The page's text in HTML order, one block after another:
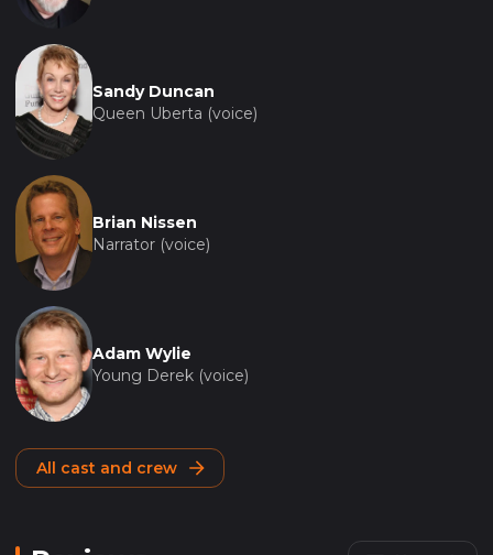
Sandy Duncan
Queen Uberta (voice)
Brian Nissen
Narrator (voice)
Adam Wylie
Young Derek (voice)
All cast and crew